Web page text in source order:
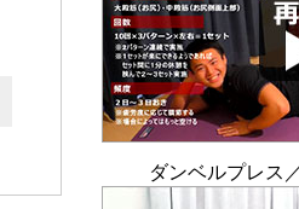
ダンベルプレス